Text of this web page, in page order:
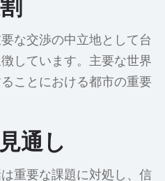
な交渉の中立地として台
しています。主要な世界
ことにおける都市の重要
通し
重要な課題に対処し、信